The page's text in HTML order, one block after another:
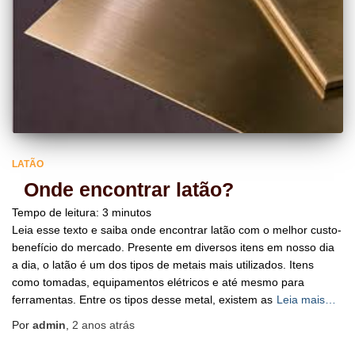
LATÃO
Onde encontrar latão?
Tempo de leitura: 3 minutos
Leia esse texto e saiba onde encontrar latão com o melhor custo-
benefício do mercado. Presente em diversos itens em nosso dia
a dia, o latão é um dos tipos de metais mais utilizados. Itens
como tomadas, equipamentos elétricos e até mesmo para
ferramentas. Entre os tipos desse metal, existem as Leia mais…
Por admin 2 anos atrás